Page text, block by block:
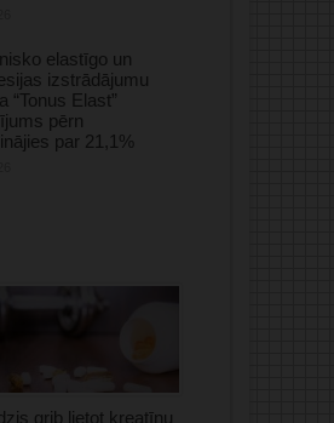
elastīgo un
izstrādājumu
“Tonus Elast”
pērn
par 21,1%
grib lietot kreatīnu